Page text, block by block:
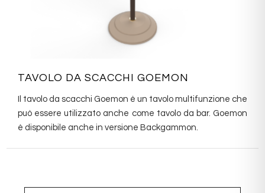
TAVOLO DA SCACCHI GOEMON
Il tavolo da scacchi Goemon è un tavolo multifunzione che
può essere utilizzato anche come tavolo da bar. Goemon
è disponibile anche in versione Backgammon.‎